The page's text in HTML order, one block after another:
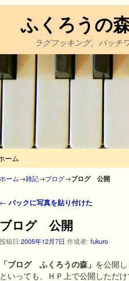
ふくろうの
ラグフッキング、パッチ
ーム
ホーム→雑記→ブログ→ブログ 公開
投稿ナビゲーション
← バックに写真を貼り付けた
ブログ 公開
投稿日:2005年12月7日 作成者: fukuro
「ブログ ふくろうの森」
を公開し
といっても、ＨＰ上で公開しただけ